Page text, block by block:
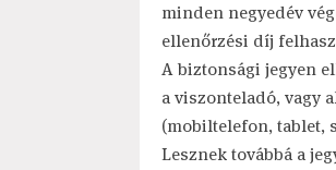
minden negyedév
ellenőrzési díj
A biztonsági jegyen
a viszonteladó, vagy
(mobiltelefon, tablet,
Lesznek továbbá a